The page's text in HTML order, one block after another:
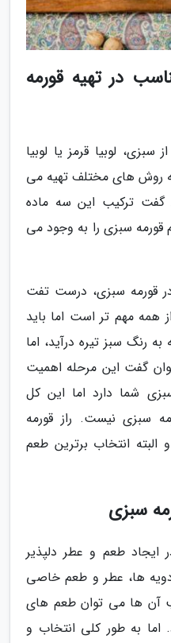
در تهیه قورمه
لوبیا قرمز یا لوبیا
روش های مختلف تهیه می
ترکیب این سه ماده
سبزی را به وجود می
قورمه سبزی، درست تفت
همه مهم تر است اما باید
رنگ سبز تیره درآید، اما
گفت این مرحله اهمیت
شما دارد اما این کل
سبزی نیست. راز قورمه
انتخاب برترین طعم
سبزی
ایجاد طعم و عطر دلپذیر
ها، عطر و طعم خاصی
آن ها می توان طعم های
اما به طور کلی انتخاب و